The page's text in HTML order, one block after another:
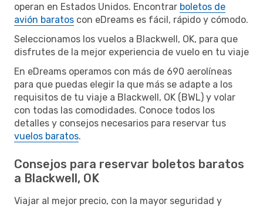
operan en Estados Unidos. Encontrar boletos de
avión baratos con eDreams es fácil, rápido y cómodo.
Seleccionamos los vuelos a Blackwell, OK, para que
disfrutes de la mejor experiencia de vuelo en tu viaje
En eDreams operamos con más de 690 aerolíneas
para que puedas elegir la que más se adapte a los
requisitos de tu viaje a Blackwell, OK (BWL) y volar
con todas las comodidades. Conoce todos los
detalles y consejos necesarios para reservar tus
vuelos baratos.
Consejos para reservar boletos baratos
a Blackwell, OK
Viajar al mejor precio, con la mayor seguridad y